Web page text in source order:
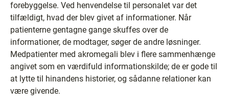
forebyggelse. Ved henvendelse til personalet var det
tilfældigt, hvad der blev givet af informationer. Når
patienterne gentagne gange skuffes over de
informationer, de modtager, søger de andre løsninger.
Medpatienter med akromegali blev i flere sammenhænge
angivet som en værdifuld informationskilde; de er gode til
at lytte til hinandens historier, og sådanne relationer kan
være givende.